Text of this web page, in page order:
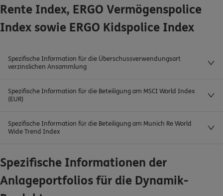
Rente Index, ERGO Vermögenspolice
Index sowie ERGO Kidspolice Index
Spezifische Information für die Überschussverwendungsart
verzinslichen Ansammlung
Spezifische Information für die Beteiligung am MSCI World Index
(EUR)
Spezifische Information für die Beteiligung am Munich Re World
Wide Trend Index
Spezifische Informationen der
Anlageportfolios für die Dynamik-